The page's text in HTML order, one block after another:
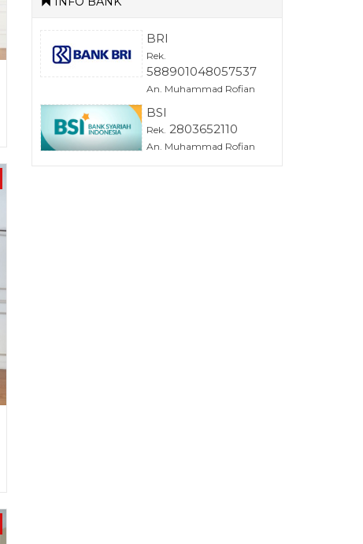
BRI
Rek.
588901048057537
An. Muhammad Rofian
BSI
Rek. 2803652110
An. Muhammad Rofian